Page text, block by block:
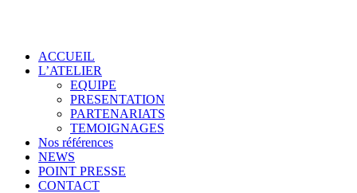
ACCUEIL
L’ATELIER
EQUIPE
PRESENTATION
PARTENARIATS
TEMOIGNAGES
Nos références
NEWS
POINT PRESSE
CONTACT